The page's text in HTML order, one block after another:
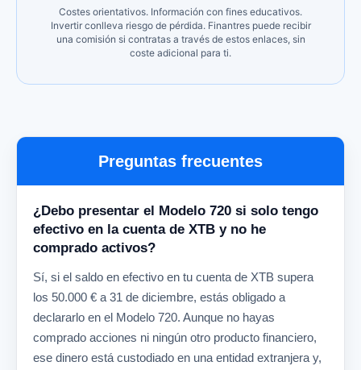
Costes orientativos. Información con fines educativos.
Invertir conlleva riesgo de pérdida. Finantres puede recibir
una comisión si contratas a través de estos enlaces, sin
coste adicional para ti.
Preguntas frecuentes
¿Debo presentar el Modelo 720 si solo tengo
efectivo en la cuenta de XTB y no he
comprado activos?
Sí, si el saldo en efectivo en tu cuenta de XTB supera
los 50.000 € a 31 de diciembre, estás obligado a
declararlo en el Modelo 720. Aunque no hayas
comprado acciones ni ningún otro producto financiero,
ese dinero está custodiado en una entidad extranjera y,